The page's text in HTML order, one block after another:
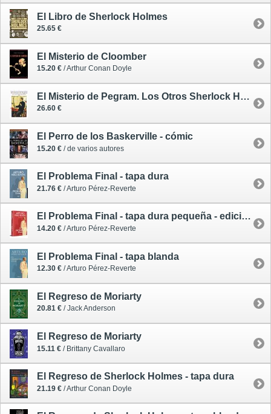
El Libro de Sherlock Holmes
25.65 €
El Misterio de Cloomber
15.20 € / Arthur Conan Doyle
El Misterio de Pegram. Los Otros Sherlock Holmes
26.60 €
El Perro de los Baskerville - cómic
15.20 € / de varios autores
El Problema Final - tapa dura
21.76 € / Arturo Pérez-Reverte
El Problema Final - tapa dura pequeña - edición limitada
14.20 € / Arturo Pérez-Reverte
El Problema Final - tapa blanda
12.30 € / Arturo Pérez-Reverte
El Regreso de Moriarty
20.81 € / Jack Anderson
El Regreso de Moriarty
15.11 € / Brittany Cavallaro
El Regreso de Sherlock Holmes - tapa dura
21.19 € / Arthur Conan Doyle